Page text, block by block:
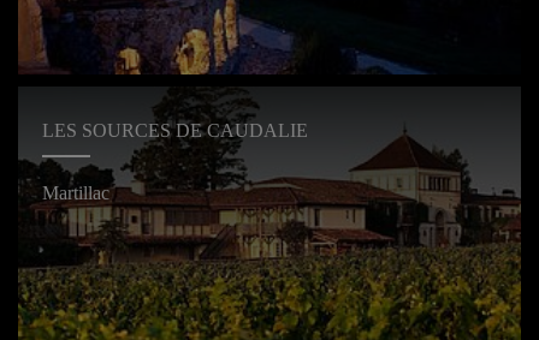
LES SOURCES DE CAUDALIE
Martillac